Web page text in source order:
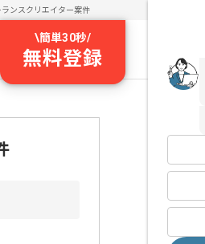
ランスクリエイター案件
\簡単30秒/
無料登録